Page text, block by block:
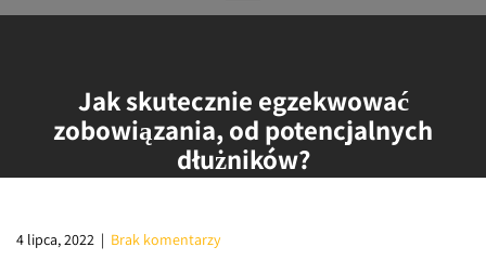
Jak skutecznie egzekwować
zobowiązania, od potencjalnych
dłużników?
4 lipca, 2022 | Brak komentarzy